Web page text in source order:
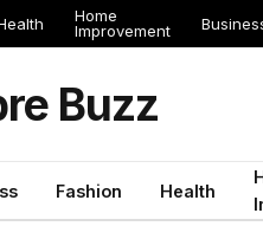
Home
Improvement
Buzz
Fashion Health